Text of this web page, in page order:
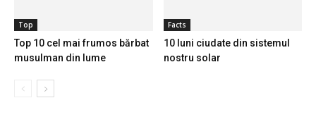
Top
Top 10 cel mai frumos bărbat
musulman din lume
Facts
10 luni ciudate din sistemul
nostru solar